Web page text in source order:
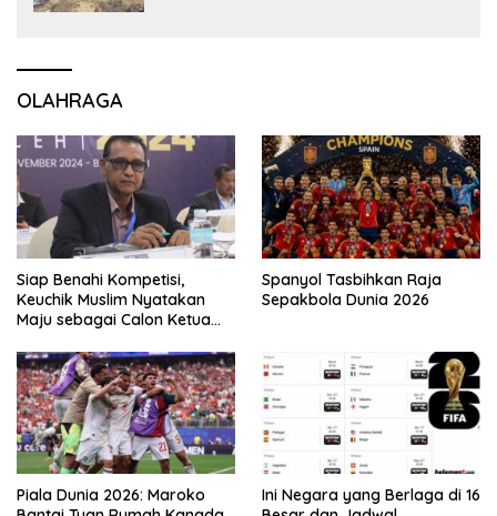
OLAHRAGA
Siap Benahi Kompetisi,
Keuchik Muslim Nyatakan
Maju sebagai Calon Ketua
Spanyol Tasbihkan Raja
Sepakbola Dunia 2026
Piala Dunia 2026: Maroko
Ini Negara yang Berlaga di 16